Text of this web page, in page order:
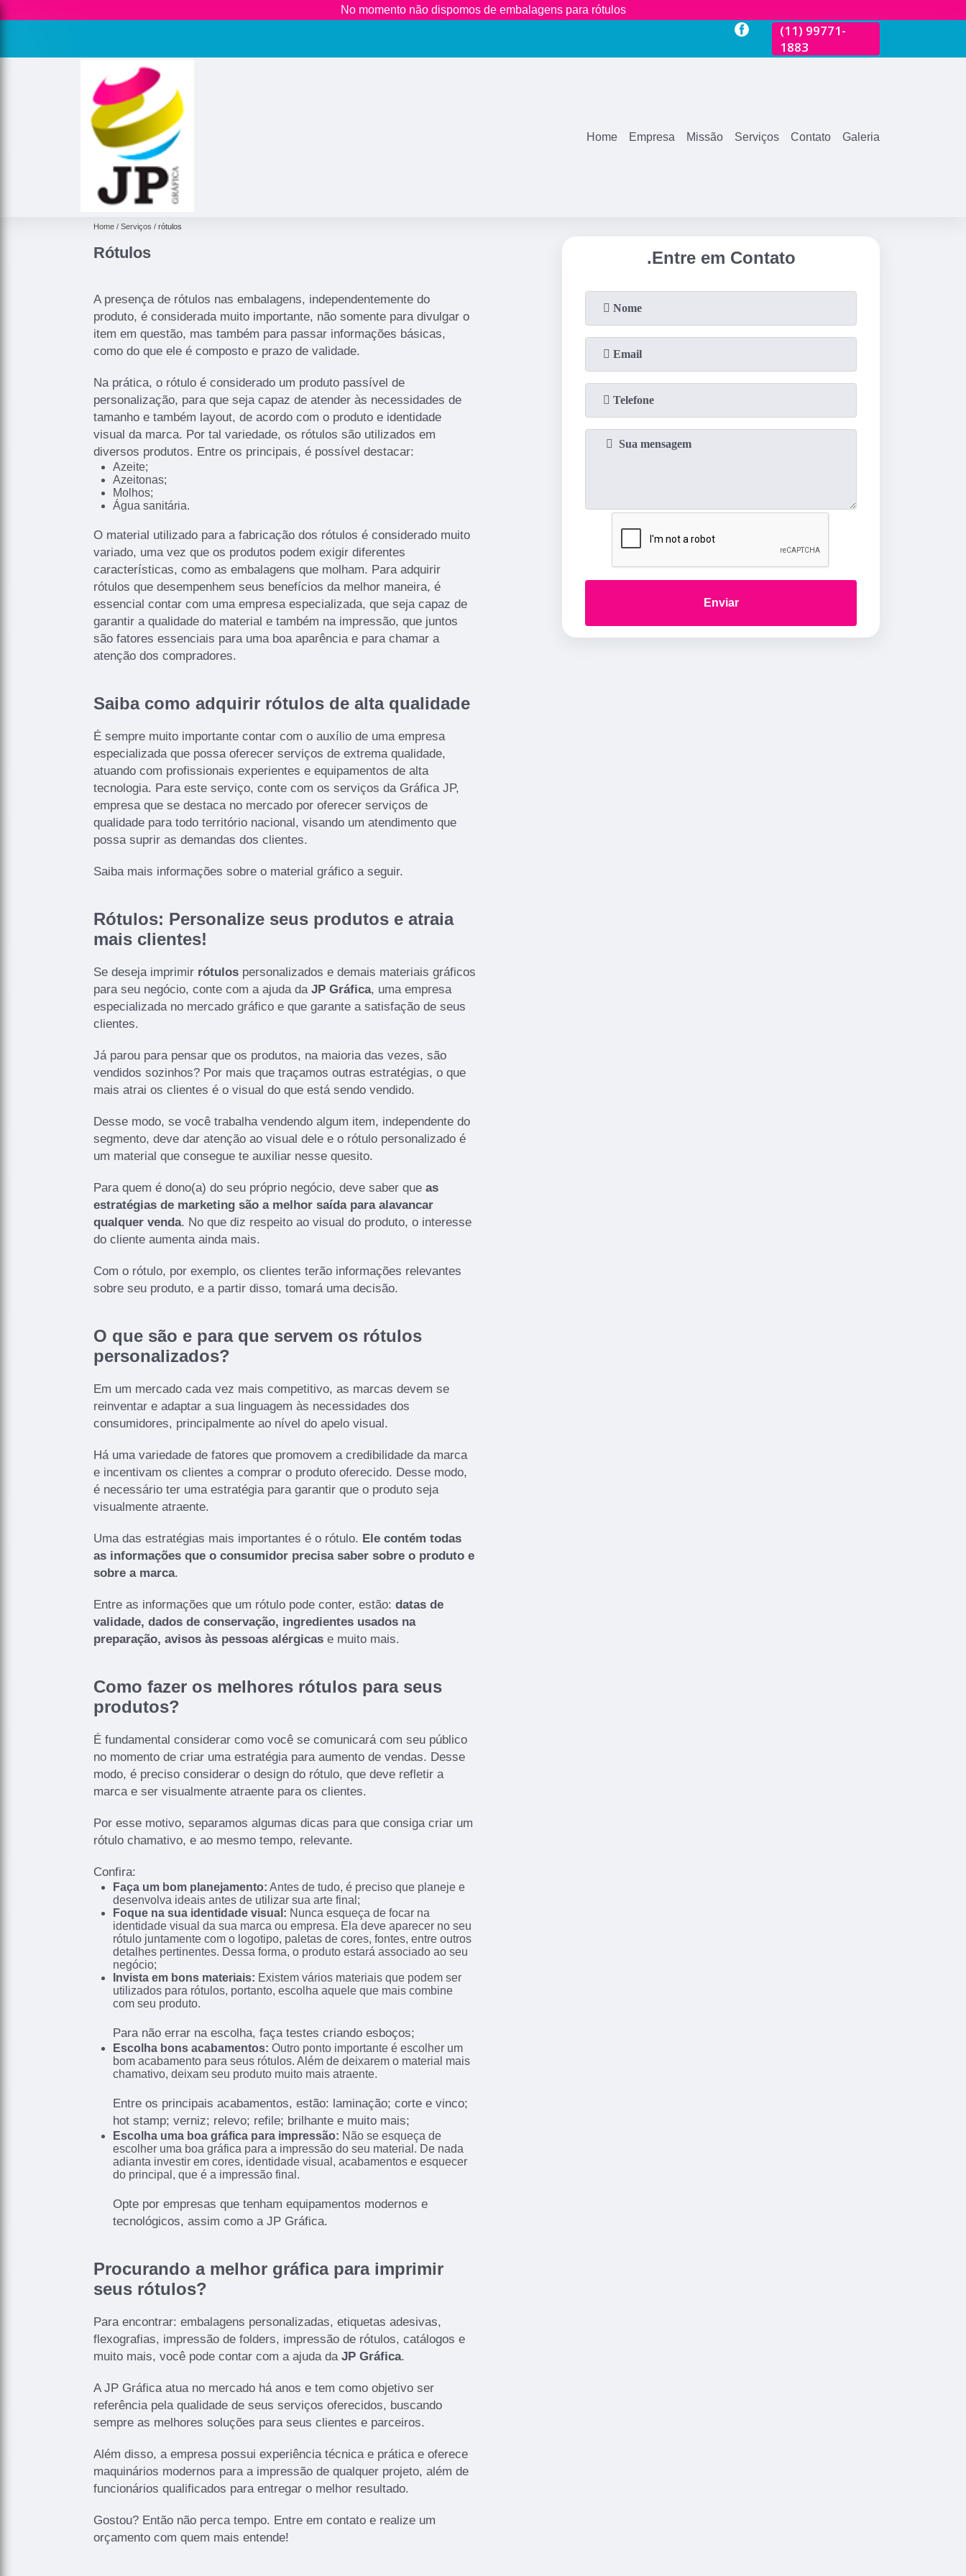
No momento não dispomos de embalagens para rótulos
99771-
(11)2681-3600
Home Empresa Missão Serviços Contato Galeria
Home Serviços rótulos
Rótulos
A presença de rótulos nas embalagens, independentemente do
produto, é considerada muito importante, não somente para divulgar o
item em questão, mas também para passar informações básicas,
como do que ele é composto e prazo de validade.
Na prática, o rótulo é considerado um produto passível de
personalização, para que seja capaz de atender às necessidades de
tamanho e também layout, de acordo com o produto e identidade
visual da marca. Por tal variedade, os rótulos são utilizados em
diversos produtos. Entre os principais, é possível destacar:
Azeite;
Azeitonas;
Molhos;
Água sanitária.
O material utilizado para a fabricação dos rótulos é considerado muito
variado, uma vez que os produtos podem exigir diferentes
características, como as embalagens que molham. Para adquirir
rótulos que desempenhem seus benefícios da melhor maneira, é
essencial contar com uma empresa especializada, que seja capaz de
garantir a qualidade do material e também na impressão, que juntos
são fatores essenciais para uma boa aparência e para chamar a
atenção dos compradores.
Saiba como adquirir rótulos de alta qualidade
É sempre muito importante contar com o auxílio de uma empresa
especializada que possa oferecer serviços de extrema qualidade,
atuando com profissionais experientes e equipamentos de alta
tecnologia. Para este serviço, conte com os serviços da Gráfica JP,
empresa que se destaca no mercado por oferecer serviços de
qualidade para todo território nacional, visando um atendimento que
possa suprir as demandas dos clientes.
Saiba mais informações sobre o material gráfico a seguir.
Rótulos: Personalize seus produtos e atraia
mais clientes!
Se deseja imprimir rótulos personalizados e demais materiais gráficos
para seu negócio, conte com a ajuda da JP Gráfica, uma empresa
especializada no mercado gráfico e que garante a satisfação de seus
clientes.
Já parou para pensar que os produtos, na maioria das vezes, são
vendidos sozinhos? Por mais que traçamos outras estratégias, o que
mais atrai os clientes é o visual do que está sendo vendido.
Desse modo, se você trabalha vendendo algum item, independente do
segmento, deve dar atenção ao visual dele e o rótulo personalizado é
um material que consegue te auxiliar nesse quesito.
Para quem é dono(a) do seu próprio negócio, deve saber que as
estratégias de marketing são a melhor saída para alavancar
qualquer venda. No que diz respeito ao visual do produto, o interesse
do cliente aumenta ainda mais.
Com o rótulo, por exemplo, os clientes terão informações relevantes
sobre seu produto, e a partir disso, tomará uma decisão.
O que são e para que servem os rótulos
personalizados?
Em um mercado cada vez mais competitivo, as marcas devem se
reinventar e adaptar a sua linguagem às necessidades dos
consumidores, principalmente ao nível do apelo visual.
Há uma variedade de fatores que promovem a credibilidade da marca
e incentivam os clientes a comprar o produto oferecido. Desse modo,
é necessário ter uma estratégia para garantir que o produto seja
visualmente atraente.
Uma das estratégias mais importantes é o rótulo. Ele contém todas
as informações que o consumidor precisa saber sobre o produto e
sobre a marca.
Entre as informações que um rótulo pode conter, estão: datas de
validade, dados de conservação, ingredientes usados na
preparação, avisos às pessoas alérgicas e muito mais.
Como fazer os melhores rótulos para seus
produtos?
É fundamental considerar como você se comunicará com seu público
no momento de criar uma estratégia para aumento de vendas. Desse
modo, é preciso considerar o design do rótulo, que deve refletir a
marca e ser visualmente atraente para os clientes.
Por esse motivo, separamos algumas dicas para que consiga criar um
rótulo chamativo, e ao mesmo tempo, relevante.
Confira:
Faça um bom planejamento: Antes de tudo, é preciso que planeje e
desenvolva ideais antes de utilizar sua arte final;
Foque na sua identidade visual: Nunca esqueça de focar na
identidade visual da sua marca ou empresa. Ela deve aparecer no seu
rótulo juntamente com o logotipo, paletas de cores, fontes, entre outros
detalhes pertinentes. Dessa forma, o produto estará associado ao seu
negócio;
Invista em bons materiais: Existem vários materiais que podem ser
utilizados para rótulos, portanto, escolha aquele que mais combine
com seu produto.
Para não errar na escolha, faça testes criando esboços;
Escolha bons acabamentos: Outro ponto importante é escolher um
bom acabamento para seus rótulos. Além de deixarem o material mais
chamativo, deixam seu produto muito mais atraente.
Entre os principais acabamentos, estão: laminação; corte e vinco;
hot stamp; verniz; relevo; refile; brilhante e muito mais;
Escolha uma boa gráfica para impressão: Não se esqueça de
escolher uma boa gráfica para a impressão do seu material. De nada
adianta investir em cores, identidade visual, acabamentos e esquecer
do principal, que é a impressão final.
Opte por empresas que tenham equipamentos modernos e
tecnológicos, assim como a JP Gráfica.
Procurando a melhor gráfica para imprimir
seus rótulos?
Para encontrar: embalagens personalizadas, etiquetas adesivas,
flexografias, impressão de folders, impressão de rótulos, catálogos e
muito mais, você pode contar com a ajuda da JP Gráfica.
A JP Gráfica atua no mercado há anos e tem como objetivo ser
referência pela qualidade de seus serviços oferecidos, buscando
sempre as melhores soluções para seus clientes e parceiros.
Além disso, a empresa possui experiência técnica e prática e oferece
maquinários modernos para a impressão de qualquer projeto, além de
funcionários qualificados para entregar o melhor resultado.
Gostou? Então não perca tempo. Entre em contato e realize um
orçamento com quem mais entende!
.Entre em Contato
Enviar